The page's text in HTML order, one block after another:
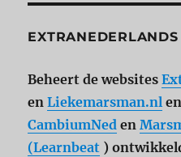
EXTRANEDERLANDS
Beheert de websites
enLiekemarsman.nl
CambiumNed en
(Learnbeat )